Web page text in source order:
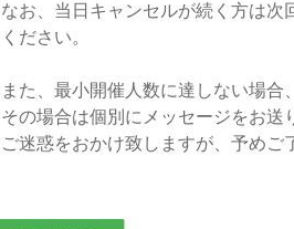
なお、当日キャンセルが続く方は
ください。
また、最小開催人数に達しない場合
その場合は個別にメッセージをお送
ご迷惑をおかけ致しますが、予めご